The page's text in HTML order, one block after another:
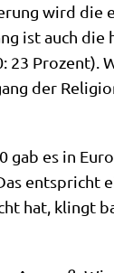
wird die
ist auch die
23 Pro­zent).
der
gab es in
ent­spricht
hat, klingt